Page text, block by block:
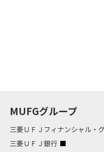
MUFGグループ
三菱ＵＦＪフィナンシャル・
三菱ＵＦＪ銀行